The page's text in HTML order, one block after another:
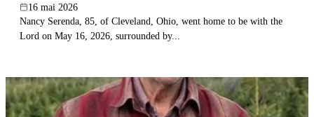
16 mai 2026
Nancy Serenda, 85, of Cleveland, Ohio, went home to be with the
Lord on May 16, 2026, surrounded by...